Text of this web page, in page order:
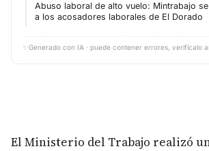
Abuso laboral de alto vuelo: Mintrabajo
a los acosadores laborales de El Dorado
✨ Generado con IA · puede contener errores, verifícalo
El Ministerio del Trabajo realizó